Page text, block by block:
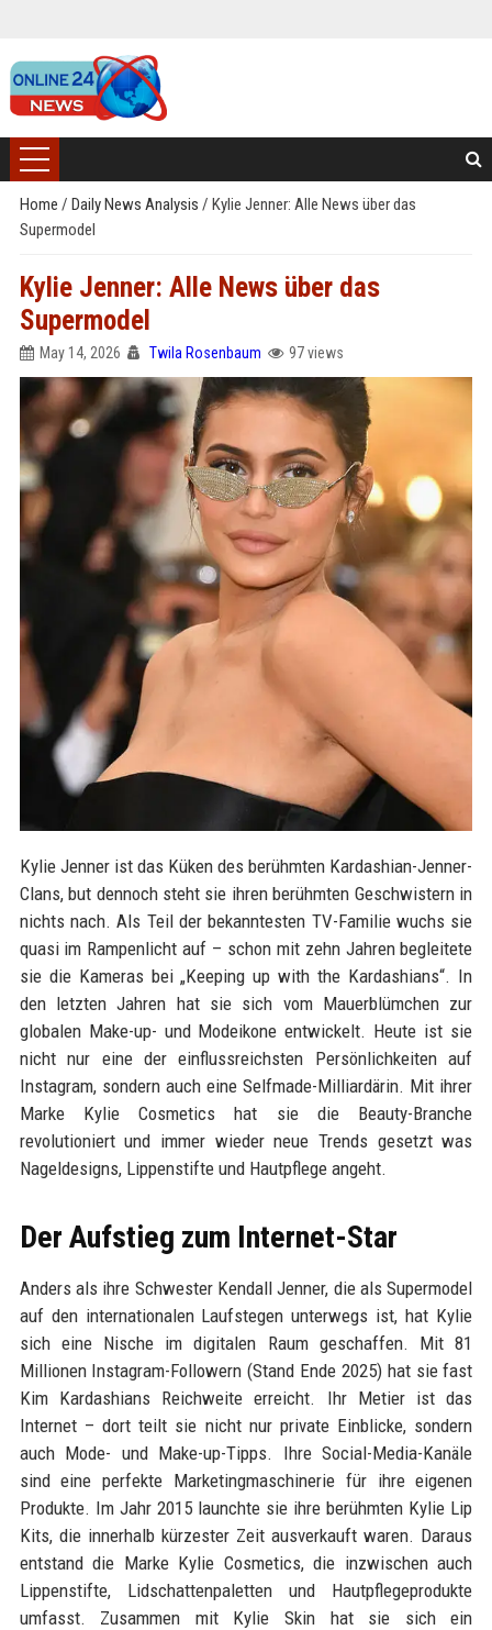
Home / Daily News Analysis / Kylie Jenner: Alle News über das
Supermodel
Kylie Jenner: Alle News über das
Supermodel
May 14, 2026 Twila Rosenbaum 97 views
Kylie Jenner ist das Küken des berühmten Kardashian-Jenner-
Clans, but dennoch steht sie ihren berühmten Geschwistern in
nichts nach. Als Teil der bekanntesten TV-Familie wuchs sie
quasi im Rampenlicht auf – schon mit zehn Jahren begleitete
sie die Kameras bei „Keeping up with the Kardashians“. In
den letzten Jahren hat sie sich vom Mauerblümchen zur
globalen Make-up- und Modeikone entwickelt. Heute ist sie
nicht nur eine der einflussreichsten Persönlichkeiten auf
Instagram, sondern auch eine Selfmade-Milliardärin. Mit ihrer
Marke Kylie Cosmetics hat sie die Beauty-Branche
revolutioniert und immer wieder neue Trends gesetzt was
Nageldesigns, Lippenstifte und Hautpflege angeht.
Der Aufstieg zum Internet-Star
Anders als ihre Schwester Kendall Jenner, die als Supermodel
auf den internationalen Laufstegen unterwegs ist, hat Kylie
sich eine Nische im digitalen Raum geschaffen. Mit 81
Millionen Instagram-Followern (Stand Ende 2025) hat sie fast
Kim Kardashians Reichweite erreicht. Ihr Metier ist das
Internet – dort teilt sie nicht nur private Einblicke, sondern
auch Mode- und Make-up-Tipps. Ihre Social-Media-Kanäle
sind eine perfekte Marketingmaschinerie für ihre eigenen
Produkte. Im Jahr 2015 launchte sie ihre berühmten Kylie Lip
Kits, die innerhalb kürzester Zeit ausverkauft waren. Daraus
entstand die Marke Kylie Cosmetics, die inzwischen auch
Lippenstifte, Lidschattenpaletten und Hautpflegeprodukte
umfasst. Zusammen mit Kylie Skin hat sie sich ein